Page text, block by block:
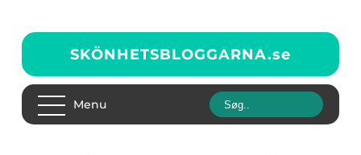
SKÖNHETSBLOGGARNA.se
Menu